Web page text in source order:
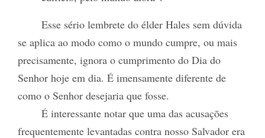
Esse sério lembrete do élder Hales sem dúvida
se aplica ao modo como o mundo cumpre, ou mais
precisamente, ignora o cumprimento do Dia do
Senhor hoje em dia. É imensamente diferente de
como o Senhor desejaria que fosse.
É interessante notar que uma das acusações
frequentemente levantadas contra nosso Salvador era